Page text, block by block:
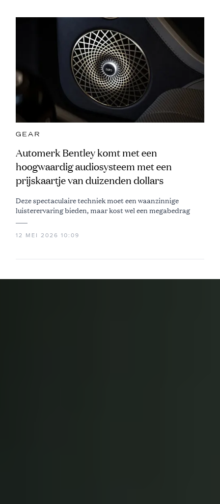
GEAR
Automerk Bentley komt met een
hoogwaardig audiosysteem met een
prijskaartje van duizenden dollars
Deze spectaculaire techniek moet een waanzinnige
luisterervaring bieden, maar kost wel een megabedrag
12 MEI 2026 10:09